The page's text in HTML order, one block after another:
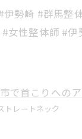
伊勢崎 #群馬整
#女性整体師 #
で首こりへの
トレートネック